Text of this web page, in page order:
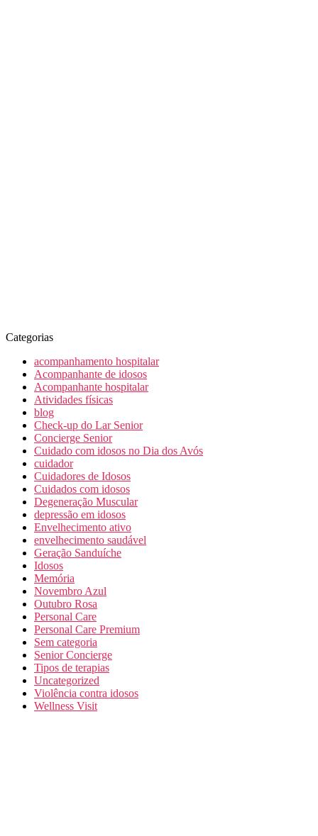
Categorias
acompanhamento hospitalar
Acompanhante de idosos
Acompanhante hospitalar
Atividades físicas
blog
Check-up do Lar Senior
Concierge Senior
Cuidado com idosos no Dia dos Avós
cuidador
Cuidadores de Idosos
Cuidados com idosos
Degeneração Muscular
depressão em idosos
Envelhecimento ativo
envelhecimento saudável
Geração Sanduíche
Idosos
Memória
Novembro Azul
Outubro Rosa
Personal Care
Personal Care Premium
Sem categoria
Senior Concierge
Tipos de terapias
Uncategorized
Violência contra idosos
Wellness Visit